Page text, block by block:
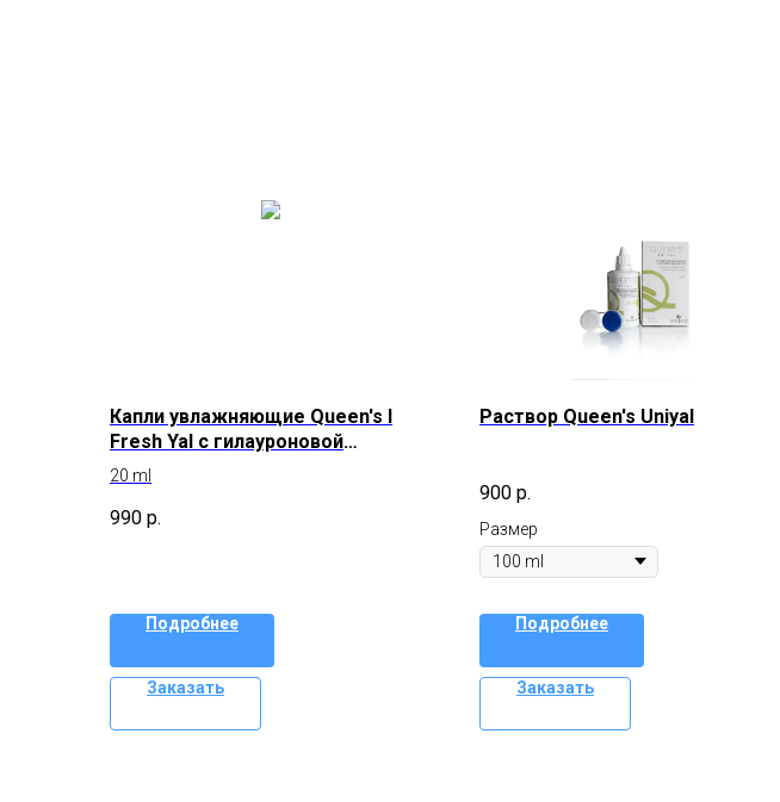
Капли увлажняющие Queen's I
Fresh Yal с гилауроновой
кислотой
20 ml
990 р.
Подробнее
Заказать
Раствор Queen's Uniyal
900 р.
Размер
Подробнее
Заказать